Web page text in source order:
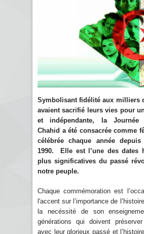
Symbolisant fidélité aux milliers
avaient sacrifié leurs vies pour
et indépendante, la Journée
Chahid a été consacrée comme
célébrée chaque année
1990. Elle est l’une des dates
plus significatives du passé
notre peuple.
Chaque commémoration est
l'accent sur l’importance de
la necéssité de son
générations qui doivent
avec leur glorieux passé et